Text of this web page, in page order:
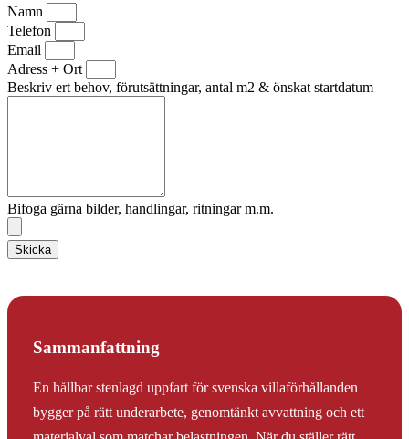
Namn
Telefon
Email
Adress + Ort
Beskriv ert behov, förutsättningar, antal m2 & önskat startdatum
Bifoga gärna bilder, handlingar, ritningar m.m.
Skicka
Sammanfattning
En hållbar stenlagd uppfart för svenska villaförhållanden
bygger på rätt underarbete, genomtänkt avvattning och ett